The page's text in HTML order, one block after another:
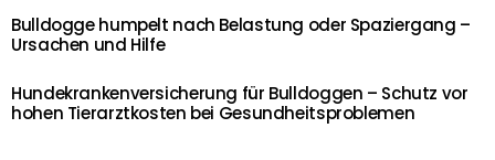
Bulldogge humpelt nach Belastung oder Spaziergang –
Ursachen und Hilfe
Hundekrankenversicherung für Bulldoggen – Schutz vor
hohen Tierarztkosten bei Gesundheitsproblemen